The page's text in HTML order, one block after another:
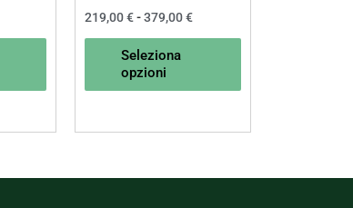
219,00€ - 379,00€
Seleziona
opzioni
nella